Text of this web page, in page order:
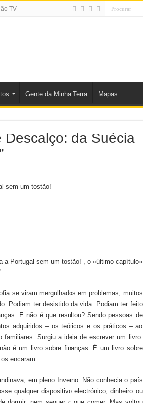
TV
Gente da Minha Terra Mapas
Descalço: da Suécia
sem um tostão!”
a Portugal sem um tostão!”, o «último capítulo»
se viram mergulhados em problemas, muitos
Podiam ter desistido da vida. Podiam ter feito
E não é que resultou? Sendo pessoas de
adquiridos – os teóricos e os práticos – ao
familiares. Surgiu a ideia de escrever um livro.
é um livro sobre finanças. É um livro sobre
encaram.
em pleno Inverno. Não conhecia o país
qualquer dispositivo electrónico, dinheiro ou